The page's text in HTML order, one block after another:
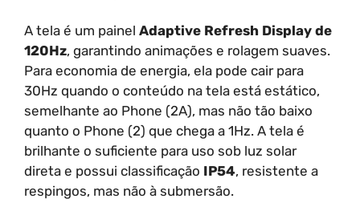
A tela é um painel Adaptive Refresh Display de
120Hz, garantindo animações e rolagem suaves.
Para economia de energia, ela pode cair para
30Hz quando o conteúdo na tela está estático,
semelhante ao Phone (2A), mas não tão baixo
quanto o Phone (2) que chega a 1Hz. A tela é
brilhante o suficiente para uso sob luz solar
direta e possui classificação IP54, resistente a
respingos, mas não à submersão.